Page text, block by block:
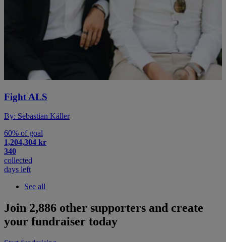
Fight ALS
By: Sebastian Käller
60% of goal
1,204,304 kr
340
collected
days left
See all
Join 2,886 other supporters and create
your fundraiser today